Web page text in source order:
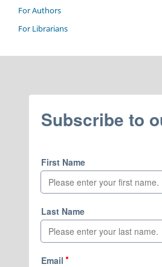
For Authors
For Librarians